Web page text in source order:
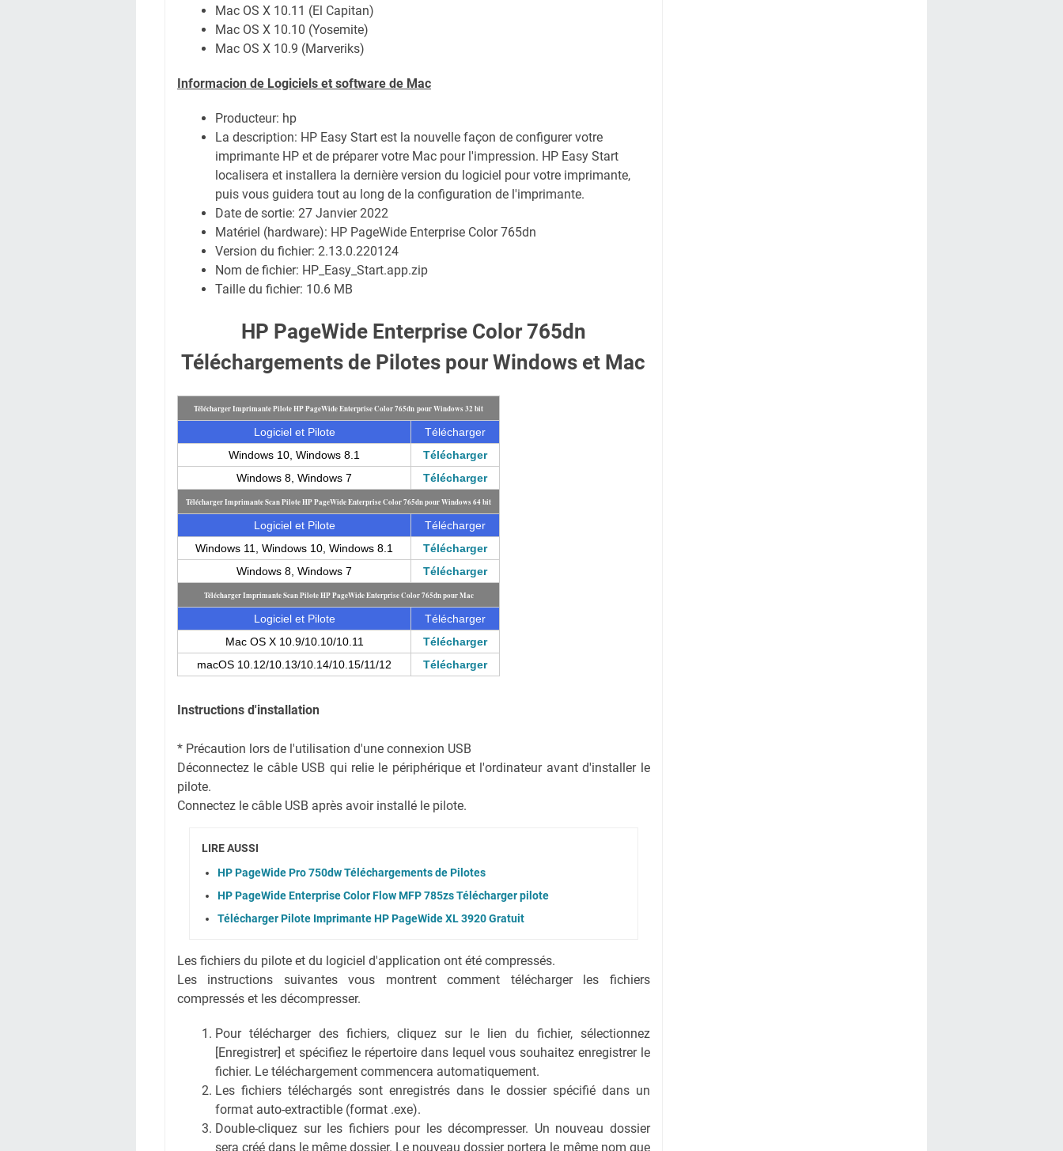
Mac OS X 10.11 (El Capitan)
Mac OS X 10.10 (Yosemite)
Mac OS X 10.9 (Marveriks)
Informacion de Logiciels et software de Mac
Producteur: hp
La description: HP Easy Start est la nouvelle façon de configurer votre
imprimante HP et de préparer votre Mac pour l'impression. HP Easy Start
localisera et installera la dernière version du logiciel pour votre imprimante,
puis vous guidera tout au long de la configuration de l'imprimante.
Date de sortie: 27 Janvier 2022
Matériel (hardware): HP PageWide Enterprise Color 765dn
Version du fichier: 2.13.0.220124
Nom de fichier: HP_Easy_Start.app.zip
Taille du fichier: 10.6 MB
HP PageWide Enterprise Color 765dn
Téléchargements de Pilotes pour Windows et Mac
Télécharger Imprimante Pilote HP PageWide Enterprise Color 765dn pour Windows 32 bit
Logiciel et Pilote
Télécharger
Windows 10, Windows 8.1
Télécharger
Windows 8, Windows 7
Télécharger
Télécharger Imprimante Scan Pilote HP PageWide Enterprise Color 765dn pour Windows 64 bit
Logiciel et Pilote
Télécharger
Windows 11, Windows 10, Windows 8.1
Télécharger
Windows 8, Windows 7
Télécharger
Télécharger Imprimante Scan Pilote HP PageWide Enterprise Color 765dn pour Mac
Logiciel et Pilote
Télécharger
Mac OS X 10.9/10.10/10.11
Télécharger
macOS 10.12/10.13/10.14/10.15/11/12
Télécharger
Instructions d'installation
* Précaution lors de l'utilisation d'une connexion USB
Déconnectez le câble USB qui relie le périphérique et l'ordinateur avant d'installer le
pilote.
Connectez le câble USB après avoir installé le pilote.
LIRE AUSSI
HP PageWide Pro 750dw Téléchargements de Pilotes
HP PageWide Enterprise Color Flow MFP 785zs Télécharger pilote
Télécharger Pilote Imprimante HP PageWide XL 3920 Gratuit
Les fichiers du pilote et du logiciel d'application ont été compressés.
Les instructions suivantes vous montrent comment télécharger les fichiers
compressés et les décompresser.
Pour télécharger des fichiers, cliquez sur le lien du fichier, sélectionnez
[Enregistrer] et spécifiez le répertoire dans lequel vous souhaitez enregistrer le
fichier. Le téléchargement commencera automatiquement.
Les fichiers téléchargés sont enregistrés dans le dossier spécifié dans un
format auto-extractible (format .exe).
Double-cliquez sur les fichiers pour les décompresser. Un nouveau dossier
sera créé dans le même dossier. Le nouveau dossier portera le même nom que